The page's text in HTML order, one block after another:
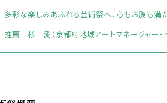
多彩な楽しみあふれる芸術祭へ、心もお腹も満
推薦｜杉 愛（京都府地域アートマネージャー・